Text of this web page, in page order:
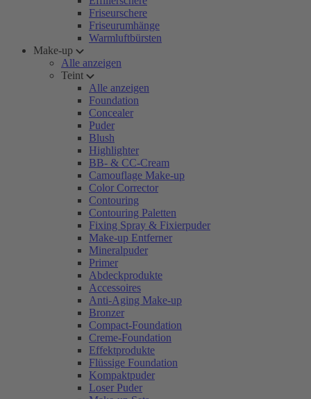
Friseurschere
Friseurumhänge
Warmluftbürsten
Make-up
Alle anzeigen
Teint
Alle anzeigen
Foundation
Concealer
Puder
Blush
Highlighter
BB- & CC-Cream
Camouflage Make-up
Color Corrector
Contouring
Contouring Paletten
Fixing Spray & Fixierpuder
Make-up Entferner
Mineralpuder
Primer
Abdeckprodukte
Accessoires
Anti-Aging Make-up
Bronzer
Compact-Foundation
Creme-Foundation
Effektprodukte
Flüssige Foundation
Kompaktpuder
Loser Puder